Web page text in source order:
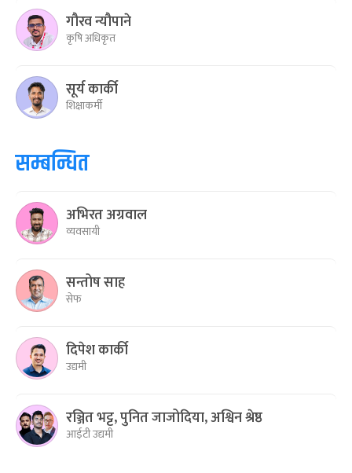
गौरव न्यौपाने
कृषि अधिकृत
सूर्य कार्की
शिक्षाकर्मी
सम्बन्धित
अभिरत अग्रवाल
व्यवसायी
सन्तोष साह
सेफ
दिपेश कार्की
उद्यमी
रञ्जित भट्ट, पुनित जाजोदिया, अश्विन श्रेष्ठ
आईटी उद्यमी